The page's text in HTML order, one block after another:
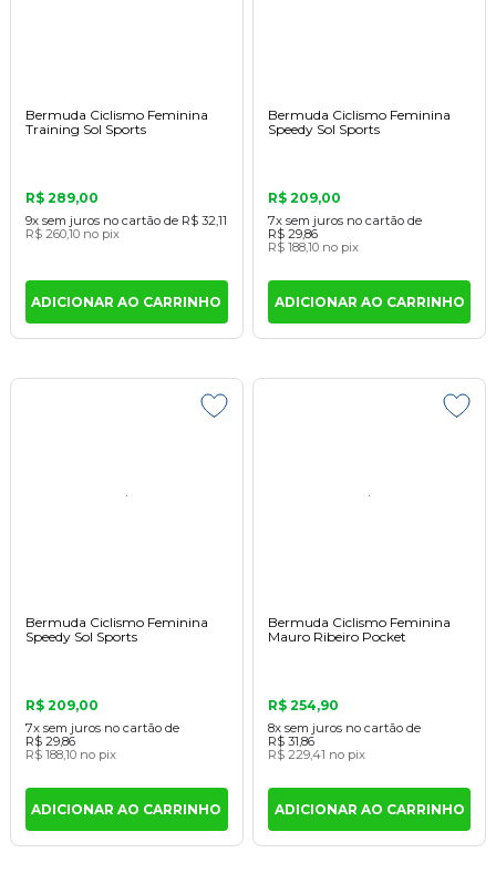
Bermuda Ciclismo Feminina
Training Sol Sports
R$ 289,00
9x sem juros no cartãode R$ 32,11
R$ 260,10 no pix
ADICIONAR AO CARRINHO
Bermuda Ciclismo Feminina
Speedy Sol Sports
R$ 209,00
7x sem juros no cartão de
R$ 29,86
R$ 188,10 no pix
ADICIONAR AO CARRINHO
Bermuda Ciclismo Feminina
Speedy Sol Sports
R$ 209,00
7x sem juros no cartãode
R$ 29,86
R$ 188,10 no pix
ADICIONAR AO CARRINHO
Bermuda Ciclismo Feminina
Mauro Ribeiro Pocket
R$ 254,90
8x sem juros no cartão de
R$ 31,86
R$ 229,41 no pix
ADICIONAR AO CARRINHO